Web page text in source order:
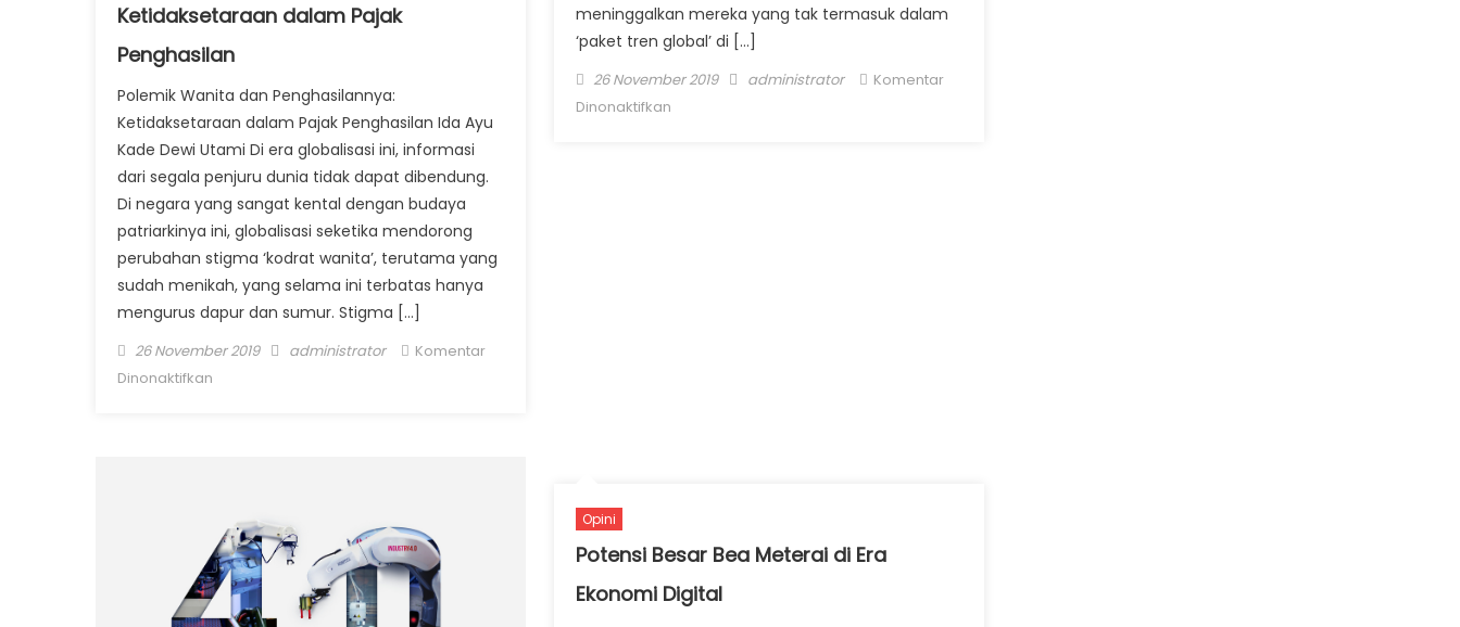
Ketidaksetaraan dalam Pajak
Penghasilan
Polemik Wanita dan Penghasilannya:
Ketidaksetaraan dalam Pajak Penghasilan Ida Ayu
Kade Dewi Utami Di era globalisasi ini, informasi
dari segala penjuru dunia tidak dapat dibendung.
Di negara yang sangat kental dengan budaya
patriarkinya ini, globalisasi seketika mendorong
perubahan stigma ‘kodrat wanita’, terutama yang
sudah menikah, yang selama ini terbatas hanya
mengurus dapur dan sumur. Stigma […]
Posted on
26 November 2019 Author
administrator
Komentar
Dinonaktifkan
meninggalkan mereka yang tak termasuk dalam
‘paket tren global’ di […]
Posted on
26 November 2019 Author
administrator
Komentar
Dinonaktifkan
Opini
Potensi Besar Bea Meterai di Era
Ekonomi Digital